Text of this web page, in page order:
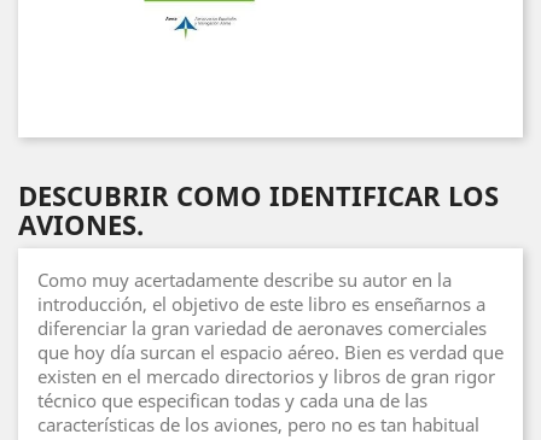
DESCUBRIR COMO IDENTIFICAR LOS
AVIONES.
Como muy acertadamente describe su autor en la
introducción, el objetivo de este libro es enseñarnos a
diferenciar la gran variedad de aeronaves comerciales
que hoy día surcan el espacio aéreo. Bien es verdad que
existen en el mercado directorios y libros de gran rigor
técnico que especifican todas y cada una de las
características de los aviones, pero no es tan habitual